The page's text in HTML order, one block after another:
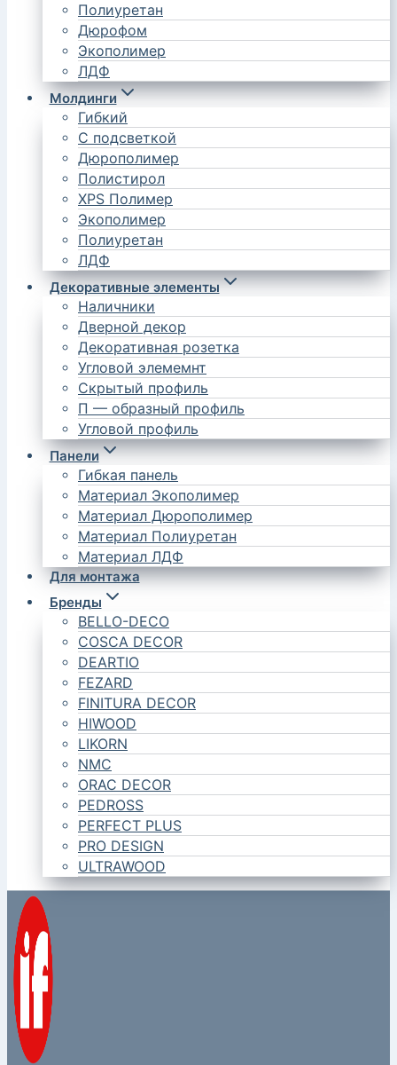
Полиуретан
Дюрофом
Экополимер
ЛДФ
Молдинги
Гибкий
С подсветкой
Дюрополимер
Полистирол
XPS Полимер
Экополимер
Полиуретан
ЛДФ
Декоративные элементы
Наличники
Дверной декор
Декоративная розетка
Угловой элемемнт
Скрытый профиль
П — образный профиль
Угловой профиль
Панели
Гибкая панель
Материал Экополимер
Материал Дюрополимер
Материал Полиуретан
Материал ЛДФ
Для монтажа
Бренды
BELLO-DECO
COSCA DECOR
DEARTIO
FEZARD
FINITURA DECOR
HIWOOD
LIKORN
NMC
ORAC DECOR
PEDROSS
PERFECT PLUS
PRO DESIGN
ULTRAWOOD